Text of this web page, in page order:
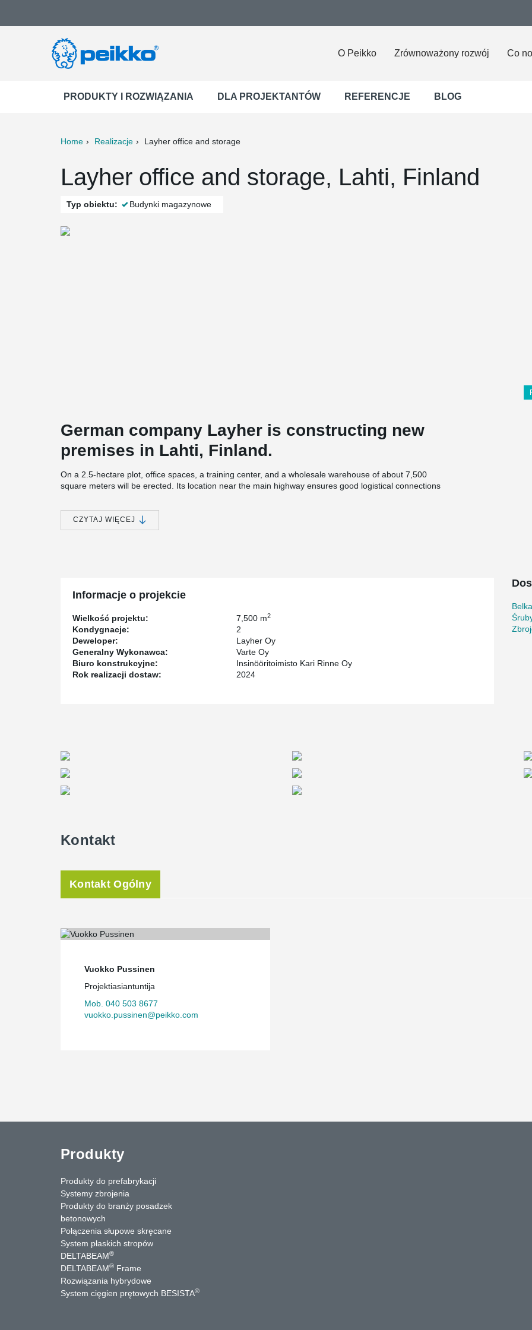
O Peikko Zrównoważony rozwój Co
PRODUKTY I ROZWIĄZANIA DLA PROJEKTANTÓW REFERENCJE BLOG
Home Realizacje Layher office and storage
Layher office and storage, Lahti, Finland
Typ obiektu: Budynki magazynowe
German company Layher is constructing new
premises in Lahti, Finland.
On a 2.5-hectare plot, office spaces, a training center, and a wholesale warehouse of about 7,500
square meters will be erected. Its location near the main highway ensures good logistical connections
The structural design of the site was made by Insinööritoimisto Kari Rinne Oy, and Varte Lahti Oy is the
building contractor. The construction has utilized Peikko’s DELTABEAM® Green composite beams and
CZYTAJ WIĘCEJ
Informacje o projekcie
Wielkość projektu: 7,500 m2
Kondygnacje:
2
Deweloper:
Layher Oy
Generalny Wykonawca:
Varte Oy
Biuro konstrukcyjne:
Insinööritoimisto Kari Rinne Oy
Rok realizacji dostaw:
2024
Kontakt
Kontakt Ogólny
Vuokko Pussinen
Projektiasiantuntija
Mob. 040 503 8677
vuokko.pussinen@peikko.com
Produkty
Produkty do prefabrykacji
Systemy zbrojenia
Produkty do branży posadzek
betonowych
Połączenia słupowe skręcane
System płaskich stropów
DELTABEAM®
DELTABEAM® Frame
Rozwiązania hybrydowe
System cięgien prętowych BESISTA®